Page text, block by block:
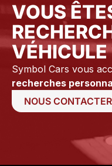
VOUS
VÉHICULE
Symbol Cars vous
recherches
NOUS CONTACTER